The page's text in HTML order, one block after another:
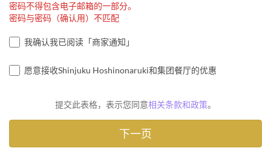
密码不得包含电子邮箱的一部分。
密码与密码（确认用）不匹配
我确认我已阅读「商家通知」
愿意接收Shinjuku Hoshinonaruki和集团餐厅的优惠
提交此表格，表示您同意相关条款和政策。